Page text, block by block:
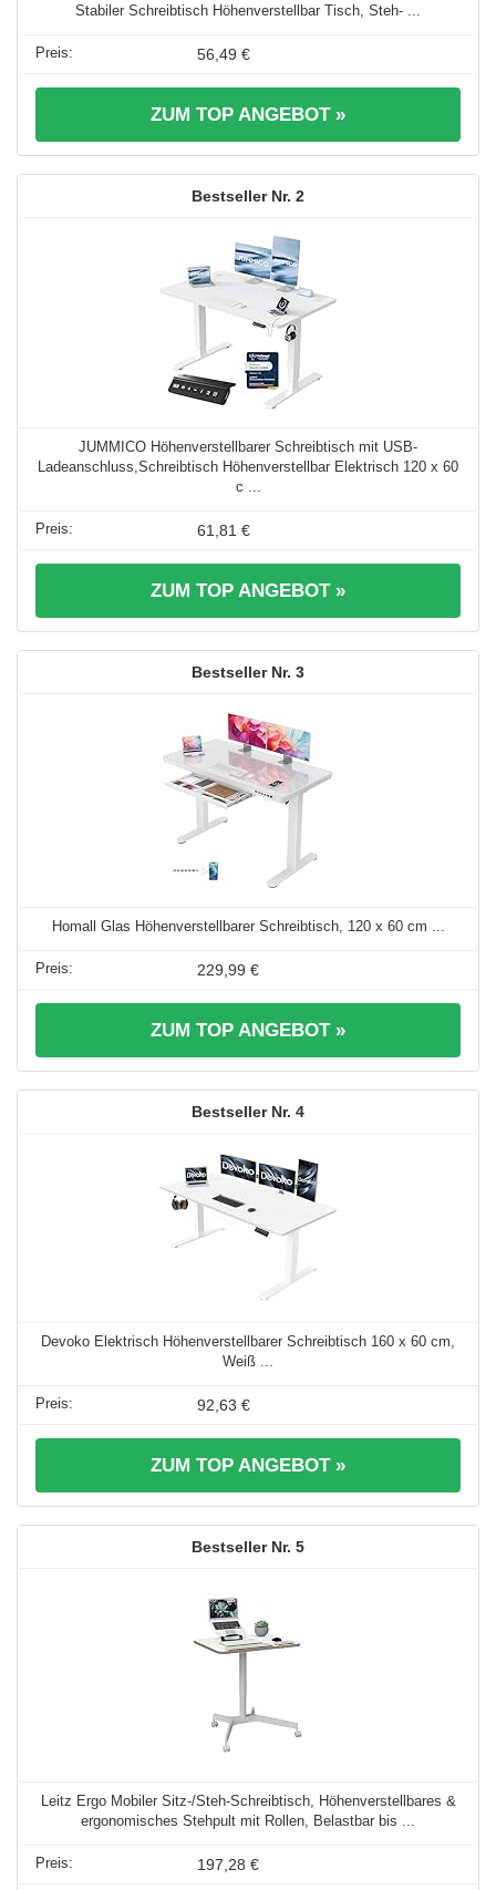
Stabiler Schreibtisch Höhenverstellbar Tisch, Steh- ...
56,49 €
ZUM TOP ANGEBOT »
2
JUMMICO Höhenverstellbarer Schreibtisch mit USB-
Ladeanschluss,Schreibtisch Höhenverstellbar Elektrisch 120 x 60
c ...
61,81 €
ZUM TOP ANGEBOT »
3
Homall Glas Höhenverstellbarer Schreibtisch, 120 x 60 cm ...
229,99 €
ZUM TOP ANGEBOT »
4
Devoko Elektrisch Höhenverstellbarer Schreibtisch 160 x 60 cm,
Weiß ...
92,63 €
ZUM TOP ANGEBOT »
5
Leitz Ergo Mobiler Sitz-/Steh-Schreibtisch, Höhenverstellbares &
ergonomisches Stehpult mit Rollen, Belastbar bis ...
197,28 €